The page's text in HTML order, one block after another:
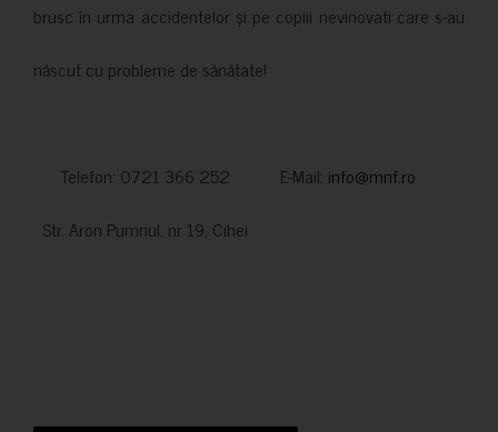
brusc în urma accidentelor și pe copiii nevinovati care s-au
născut cu probleme de sănătate!
Telefon: 0721 366 252 E-Mail: info@mnf.ro
Str. Aron Pumnul, nr 19, Cihei